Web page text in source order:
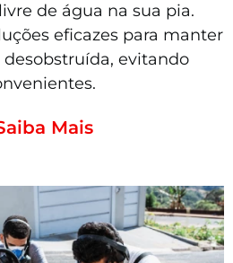
de água na sua pia.
eficazes para manter
evitando
Mais